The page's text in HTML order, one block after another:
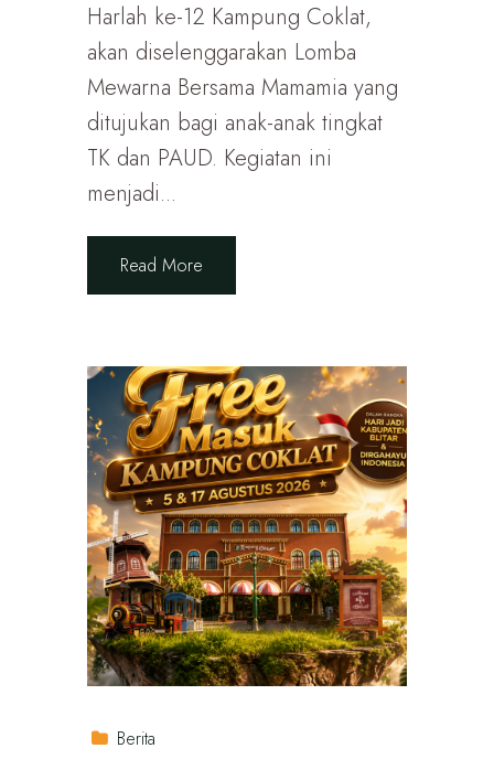
Harlah ke-12 Kampung Coklat,
akan diselenggarakan Lomba
Mewarna Bersama Mamamia yang
ditujukan bagi anak-anak tingkat
TK dan PAUD. Kegiatan ini
menjadi...
Read More
Berita